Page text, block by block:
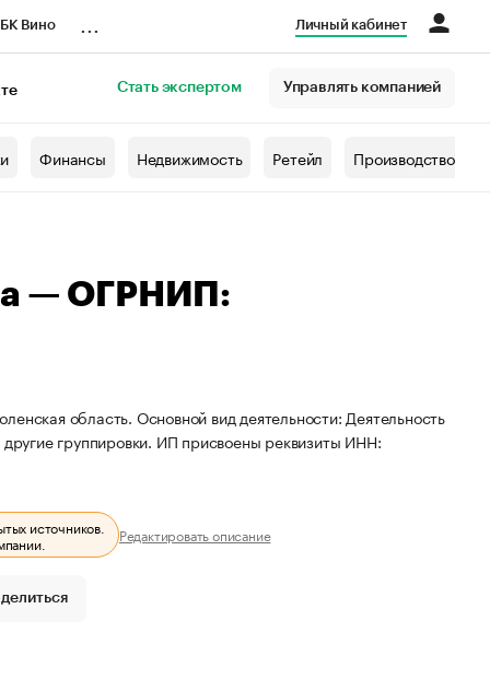
Вино Личный кабинет
Стать экспертом Управлять компанией
Финансы Недвижимость Ретейл Производство
— ОГРНИП:
область. Основной вид деятельности: Деятельность
группировки. ИП присвоены реквизиты ИНН:
источников.
Редактировать описание